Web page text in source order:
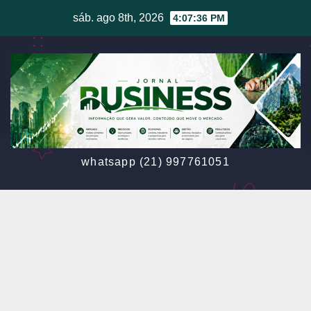
content
sáb. ago 8th, 2026 4:07:39 PM
whatsapp (21) 997761051